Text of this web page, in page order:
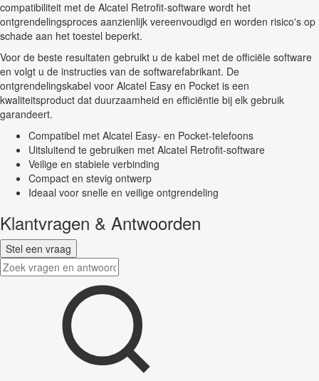
compatibiliteit met de Alcatel Retrofit-software wordt het
ontgrendelingsproces aanzienlijk vereenvoudigd en worden risico's op
schade aan het toestel beperkt.
Voor de beste resultaten gebruikt u de kabel met de officiële software
en volgt u de instructies van de softwarefabrikant. De
ontgrendelingskabel voor Alcatel Easy en Pocket is een
kwaliteitsproduct dat duurzaamheid en efficiëntie bij elk gebruik
garandeert.
Compatibel met Alcatel Easy- en Pocket-telefoons
Uitsluitend te gebruiken met Alcatel Retrofit-software
Veilige en stabiele verbinding
Compact en stevig ontwerp
Ideaal voor snelle en veilige ontgrendeling
Klantvragen & Antwoorden
Stel een vraag